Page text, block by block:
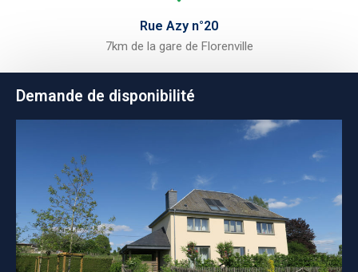
Rue Azy n°20
7km de la gare de Florenville
Demande de disponibilité